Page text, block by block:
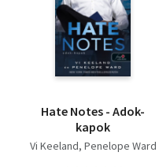
Hate Notes - Adok-
kapok
Vi Keeland Penelope Ward